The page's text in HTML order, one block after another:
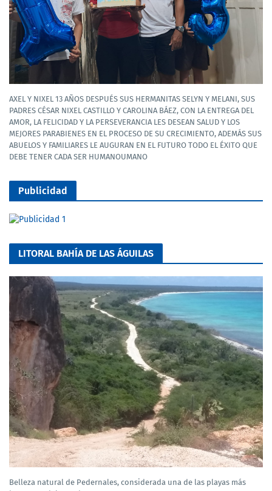
AXEL Y NIXEL 13 AÑOS DESPUÉS SUS HERMANITAS SELYN Y MELANI, SUS
PADRES CÉSAR NIXEL CASTILLO Y CAROLINA BÁEZ, CON LA ENTREGA DEL
AMOR, LA FELICIDAD Y LA PERSEVERANCIA LES DESEAN SALUD Y LOS
MEJORES PARABIENES EN EL PROCESO DE SU CRECIMIENTO, ADEMÁS SUS
ABUELOS Y FAMILIARES LE AUGURAN EN EL FUTURO TODO EL ÉXITO QUE
DEBE TENER CADA SER HUMANOUMANO
Publicidad
LITORAL BAHÍA DE LAS ÁGUILAS
Belleza natural de Pedernales, considerada una de las playas más